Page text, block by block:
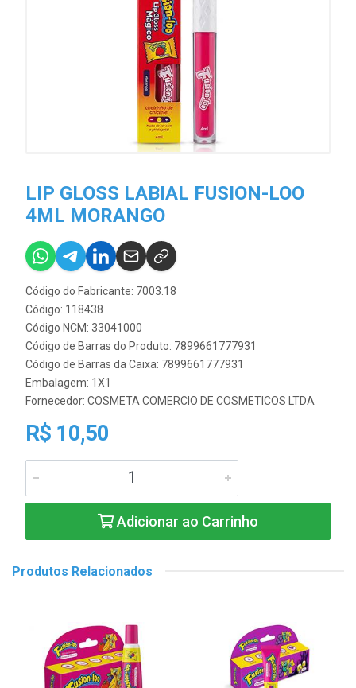
LIP GLOSS LABIAL FUSION-LOO
4ML MORANGO
Código do Fabricante: 7003.18
Código: 118438
Código NCM: 33041000
Código de Barras do Produto: 7899661777931
Código de Barras da Caixa: 7899661777931
Embalagem: 1X1
Fornecedor: COSMETA COMERCIO DE COSMETICOS LTDA
R$ 10,50
Adicionar ao Carrinho
Produtos Relacionados